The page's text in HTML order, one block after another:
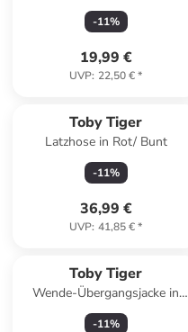
-11%
19,99 €
UVP: 22,50 €*
Toby Tiger
Latzhose in Rot/ Bunt
-11%
36,99 €
UVP: 41,85 €*
Toby Tiger
Wende-Übergangsjacke in
Beige/ Blau
-11%